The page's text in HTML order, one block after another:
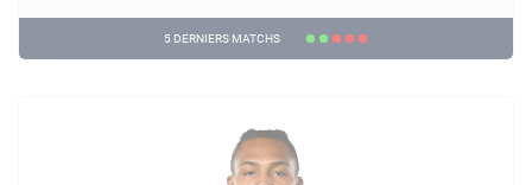
5 DERNIERS MATCHS